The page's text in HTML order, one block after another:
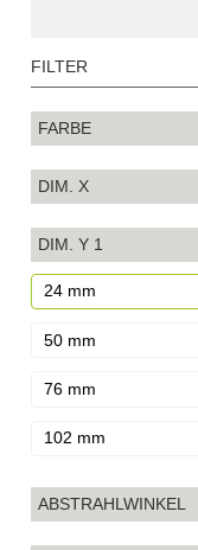
FILTER
FARBE
DIM. X
DIM. Y 1
24 mm
50 mm
76 mm
102 mm
ABSTRAHLWINKEL